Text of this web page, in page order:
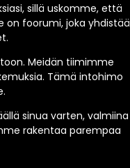
sillä uskomme, että
on foorumi, joka yhdistää
Meidän tiimimme
Tämä intohimo
sinua varten, valmiina
rakentaa parempaa